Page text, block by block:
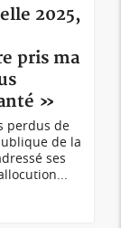
2025,
pris ma
»
perdus de
de la
ses